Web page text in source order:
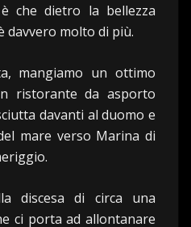
che dietro la bellezza
davvero molto di più.
mangiamo un ottimo
ristorante da asporto
davanti al duomo e
mare verso Marina di
discesa di circa una
ci porta ad allontanare